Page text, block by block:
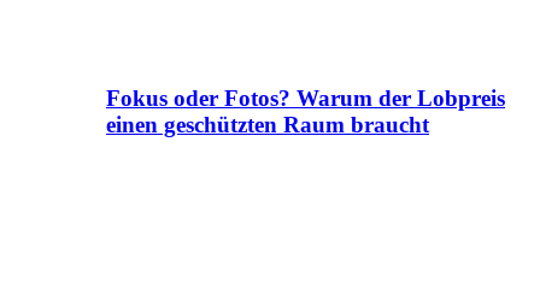
Fokus oder Fotos? Warum der Lobpreis
einen geschützten Raum braucht